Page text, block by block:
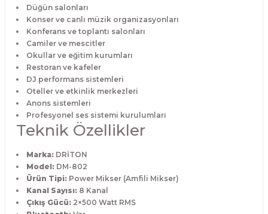
Düğün salonları
Konser ve canlı müzik organizasyonları
Konferans ve toplantı salonları
Camiler ve mescitler
Okullar ve eğitim kurumları
Restoran ve kafeler
DJ performans sistemleri
Oteller ve etkinlik merkezleri
Anons sistemleri
Profesyonel ses sistemi kurulumları
Teknik Özellikler
Marka: DRİTON
Model: DM-802
Ürün Tipi: Power Mikser (Amfili Mikser)
Kanal Sayısı: 8 Kanal
Çıkış Gücü: 2×500 Watt RMS